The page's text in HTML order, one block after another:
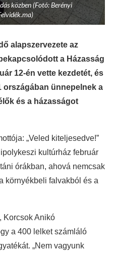
közben (Fotó: Berényi
alapszervezete az
a Házasság
12-én vette kezdetét, és
országában ünnepelnek a
és a házasságot
„Veled kiteljesedve!”
kultúrház február
órákban, ahová nemcsak
környékbeli falvakból és a
Korcsok Anikó
a 400 lelket számláló
„Nem vagyunk